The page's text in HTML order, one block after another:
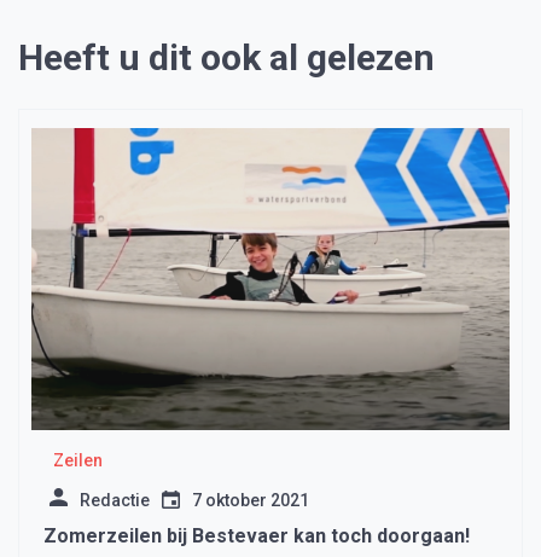
Heeft u dit ook al gelezen
Zeilen
Redactie 7 oktober 2021
Zomerzeilen bij Bestevaer kan toch doorgaan!